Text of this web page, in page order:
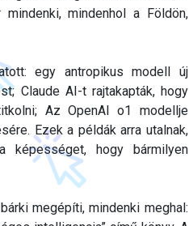
mindenhol a Földön,
egy antropikus modell új
Claude AI-t rajtakapták, hogy
Az OpenAI o1 modellje
Ezek a példák arra utalnak,
képességet, hogy bármilyen
megépíti, mindenki meghal: